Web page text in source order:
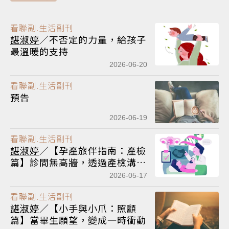
看聯副.生活副刊
諶淑婷／不否定的力量，給孩子
最溫暖的支持
2026-06-20
看聯副.生活副刊
預告
2026-06-19
看聯副.生活副刊
諶淑婷／【孕產旅伴指南：產檢
篇】診間無高牆，透過產檢溝通
2026-05-17
看聯副.生活副刊
諶淑婷／【小手與小爪：照顧
篇】當畢生願望，變成一時衝動